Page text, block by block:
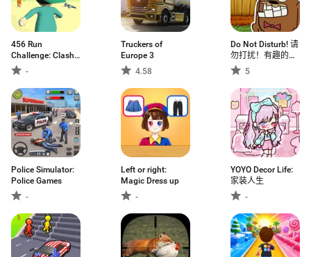
456 Run
Challenge: Clash
3D -
Truckers of
Europe 3
4.58
Do Not Disturb! 请
勿打扰！有趣的恶
作剧5
Police Simulator:
Police Games
-
Left or right:
Magic Dress up
-
YOYO Decor Life:
家装人生
-